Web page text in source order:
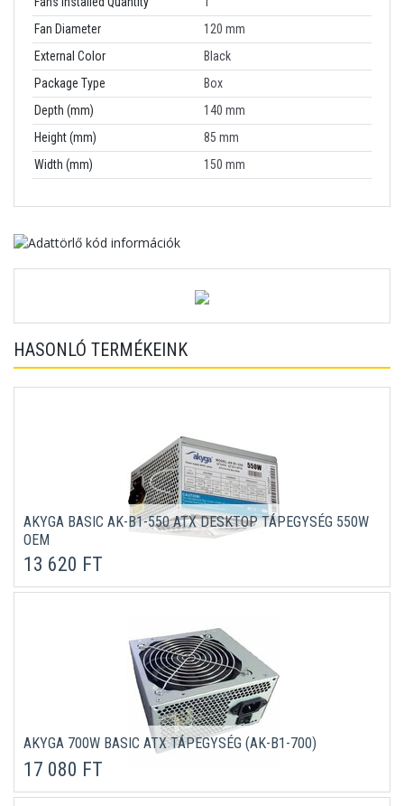
Fan Diameter
120 mm
External Color
Black
Package Type
Box
Depth (mm)
140 mm
Height (mm)
85 mm
Width (mm)
150 mm
HASONLÓ TERMÉKEINK
AKYGA BASIC AK-B1-550 ATX DESKTOP TÁPEGYSÉG 550W
OEM
13 620 FT
AKYGA 700W BASIC ATX TÁPEGYSÉG (AK-B1-700)
17 080 FT